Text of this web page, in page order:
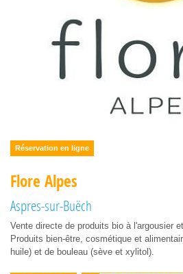
Réservation en ligne
Flore Alpes
Aspres-sur-Buëch
Vente directe de produits bio à l'argousier
Produits bien-être, cosmétique et
huile) et de bouleau (sève et xylitol).